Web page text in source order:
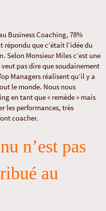
Business Coaching, 78%
répondu que c’était l’idée du
Selon Monsieur Miles c’est une
pas dire que soudainement
Managers réalisent qu’il y a
le monde. Nous nous
en tant que « remède » mais
les performances, très
coacher.
n’est pas
au